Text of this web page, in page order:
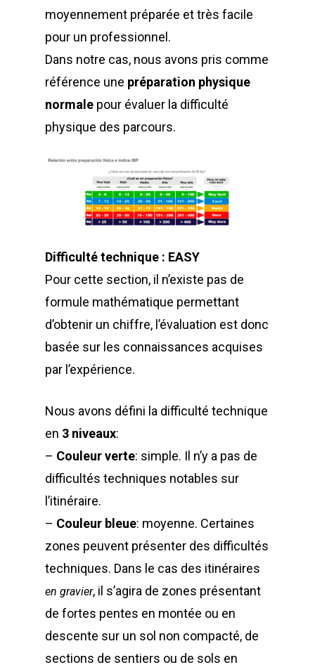
moyennement préparée et très facile
pour un professionnel.
Dans notre cas, nous avons pris comme
référence une préparation physique
normale pour évaluer la difficulté
physique des parcours.
Difficulté technique : EASY
Pour cette section, il n’existe pas de
formule mathématique permettant
d’obtenir un chiffre, l’évaluation est donc
basée sur les connaissances acquises
par l’expérience.
Nous avons défini la difficulté technique
en 3 niveaux:
– Couleur verte: simple. Il n’y a pas de
difficultés techniques notables sur
l’itinéraire.
– Couleur bleue: moyenne. Certaines
zones peuvent présenter des difficultés
techniques. Dans le cas des itinéraires
en gravier, il s’agira de zones présentant
de fortes pentes en montée ou en
descente sur un sol non compacté, de
sections de sentiers ou de sols en